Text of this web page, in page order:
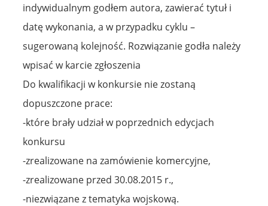
indywidualnym godłem autora, zawierać tytuł i
datę wykonania, a w przypadku cyklu –
sugerowaną kolejność. Rozwiązanie godła należy
wpisać w karcie zgłoszenia
Do kwalifikacji w konkursie nie zostaną
dopuszczone prace:
-które brały udział w poprzednich edycjach
konkursu
-zrealizowane na zamówienie komercyjne,
-zrealizowane przed 30.08.2015 r.,
-niezwiązane z tematyka wojskową.